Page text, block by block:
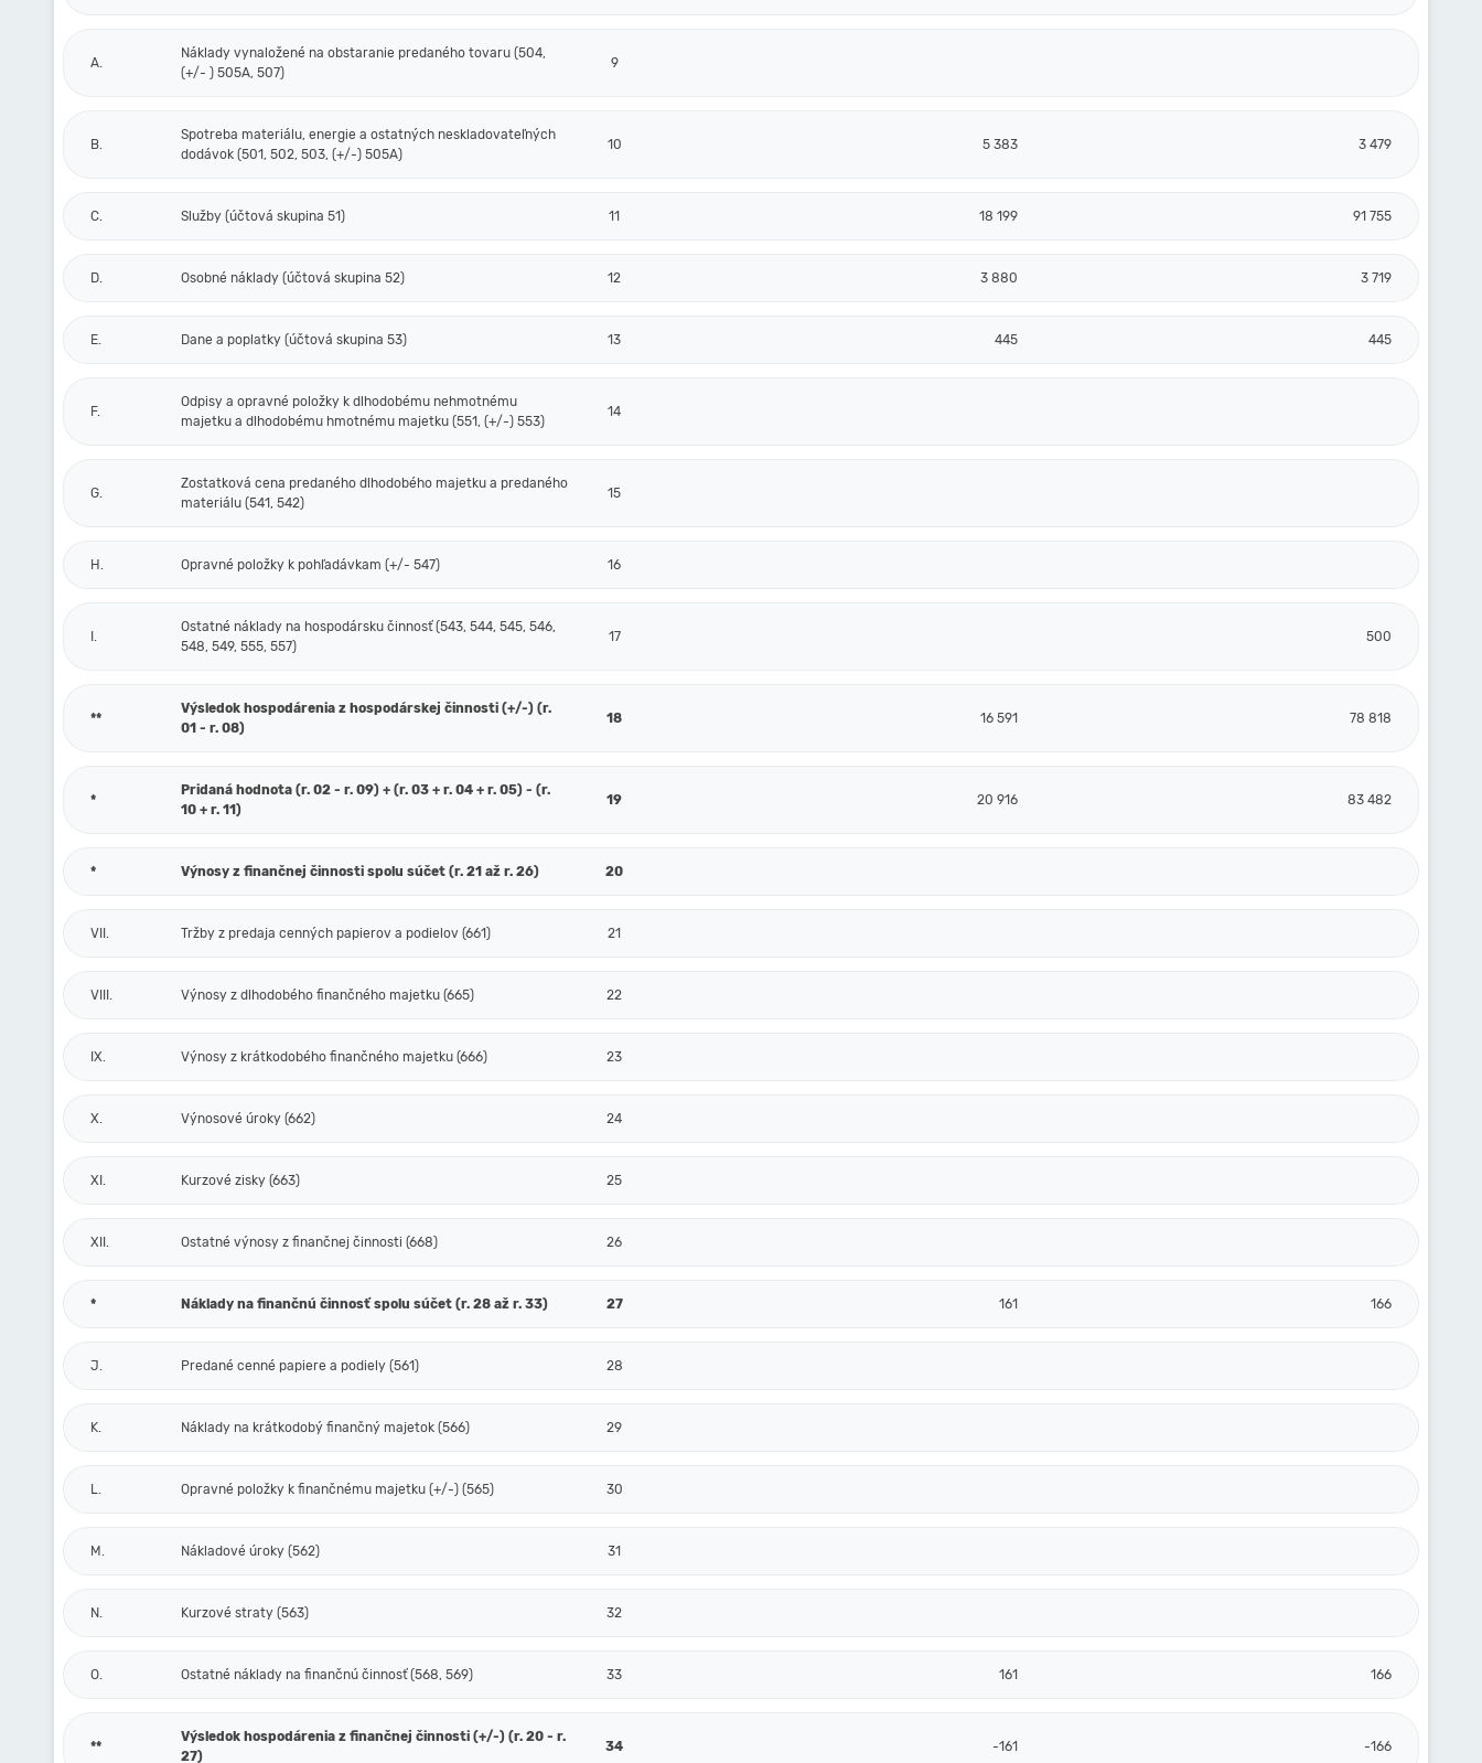
A.
Náklady vynaložené na obstaranie predaného tovaru (504,
(+/- ) 505A, 507)
9
B.
Spotreba materiálu, energie a ostatných neskladovateľných
dodávok (501, 502, 503, (+/-) 505A)
10 5 383 3 479
C. Služby (účtová skupina 51) 11 18 199 91 755
D. Osobné náklady (účtová skupina 52) 12 3 880 3 719
E. Dane a poplatky (účtová skupina 53) 13 445 445
F.
Odpisy a opravné položky k dlhodobému nehmotnému
majetku a dlhodobému hmotnému majetku (551, (+/-) 553)
14
G.
Zostatková cena predaného dlhodobého majetku a predaného
materiálu (541, 542)
15
H. Opravné položky k pohľadávkam (+/- 547) 16
I.
Ostatné náklady na hospodársku činnosť (543, 544, 545, 546,
548, 549, 555, 557)
17 500
**
Výsledok hospodárenia z hospodárskej činnosti (+/-) (r.
01 - r. 08)
18 16 591 78 818
*
Pridaná hodnota (r. 02 - r. 09) + (r. 03 + r. 04 + r. 05) - (r.
10 + r. 11)
19 20 916 83 482
* Výnosy z finančnej činnosti spolu súčet (r. 21 až r. 26) 20
VII. Tržby z predaja cenných papierov a podielov (661) 21
VIII. Výnosy z dlhodobého finančného majetku (665) 22
IX. Výnosy z krátkodobého finančného majetku (666) 23
X. Výnosové úroky (662) 24
XI. Kurzové zisky (663) 25
XII. Ostatné výnosy z finančnej činnosti (668) 26
* Náklady na finančnú činnosť spolu súčet (r. 28 až r. 33) 27 161 166
J. Predané cenné papiere a podiely (561) 28
K. Náklady na krátkodobý finančný majetok (566) 29
L. Opravné položky k finančnému majetku (+/-) (565) 30
M. Nákladové úroky (562) 31
N. Kurzové straty (563) 32
O. Ostatné náklady na finančnú činnosť (568, 569) 33 161 166
**
Výsledok hospodárenia z finančnej činnosti (+/-) (r. 20 - r.
27)
34 -161 -166